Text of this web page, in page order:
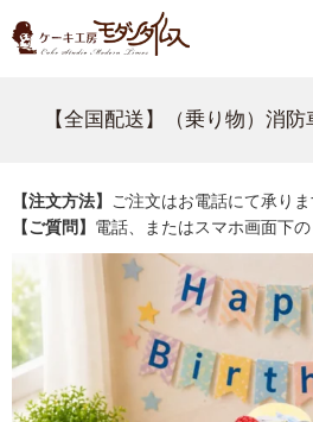
【全国配送】（乗り物）消
【注文方法】
ご注文はお電話にて承りま
【ご質問】 電話、またはスマホ画面下